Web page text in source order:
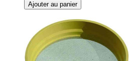
Ajouter au panier